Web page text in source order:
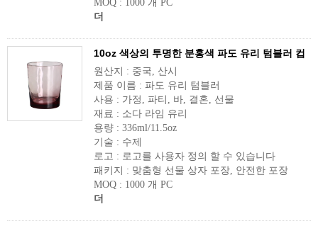
MOQ : 1000 개 PC
더
10oz 색상의 투명한 분홍색 파도 유리 텀블러 컵
원산지 : 중국, 산시
제품 이름 : 파도 유리 텀블러
사용 : 가정, 파티, 바, 결혼, 선물
재료 : 소다 라임 유리
용량 : 336ml/11.5oz
기술 : 수제
로고 : 로고를 사용자 정의 할 수 있습니다
패키지 : 맞춤형 선물 상자 포장, 안전한 포장
MOQ : 1000 개 PC
더